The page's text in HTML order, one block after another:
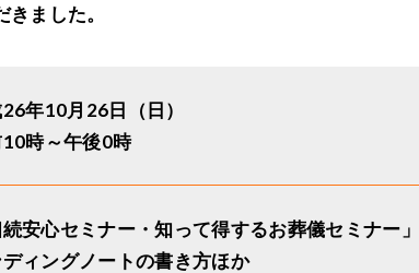
ました。
年10月26日（日）
時～午後0時
続安心セミナー・知って得するお葬儀セミナー」
ィングノートの書き方ほか